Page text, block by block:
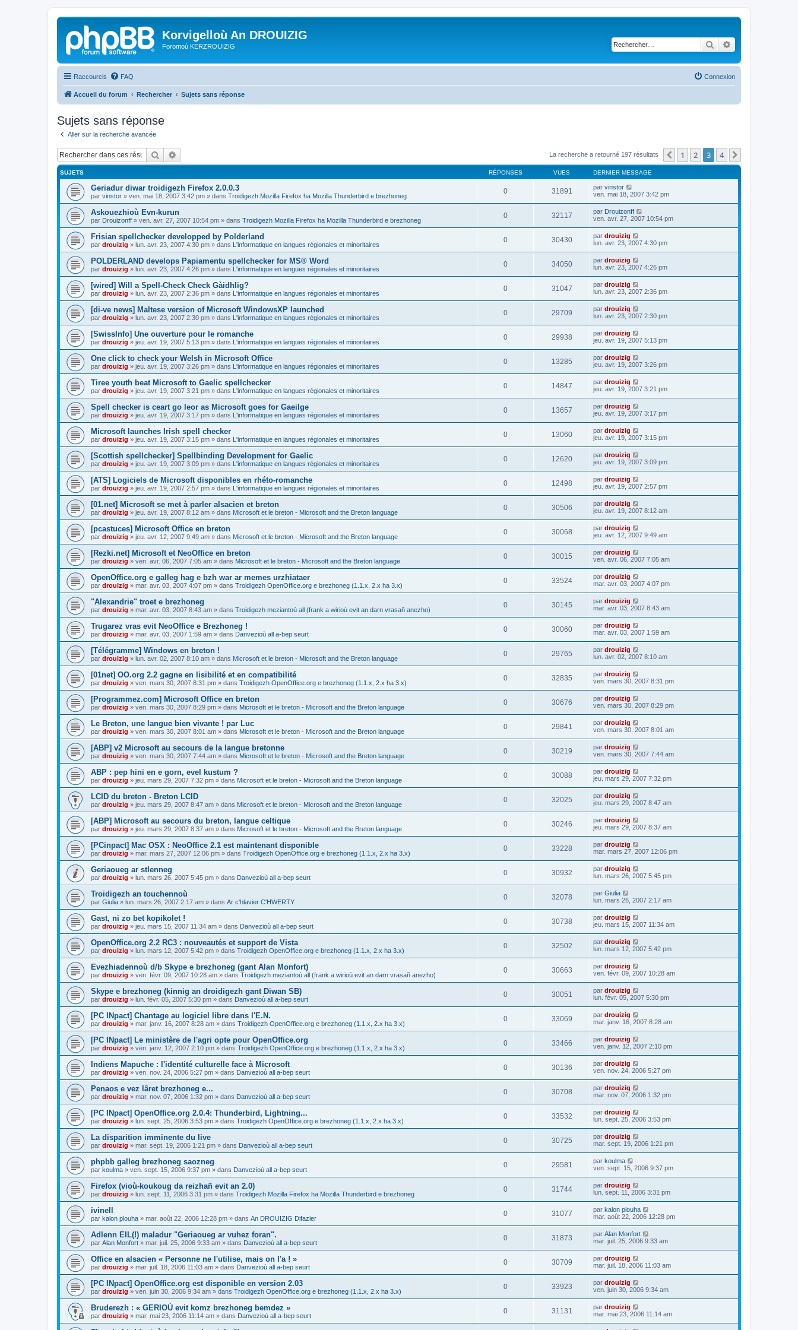
Korvigelloù An DROUIZIG
Foromoù KERZROUIZIG Rechercher
Raccourcis FAQ Connexion
Accueil du forum Rechercher Sujets sans réponse
Sujets sans réponse
Aller sur la recherche avancée
Rechercher La recherche a retourné 197 résultats Précédent
1 2 3 4
SUJETS RÉPONSES VUES DERNIER MESSAGE
Geriadur diwar troidigezh Firefox 2.0.0.3
par vinstor » ven. mai 18, 2007 3:42 pm » dans Troidigezh Mozilla Firefox ha Mozilla Thunderbird e brezhoneg
0 31891 par vinstor
ven. mai 18, 2007 3:42 pm
Askouezhioù Evn-kurun
par Drouizonff » ven. avr. 27, 2007 10:54 pm » dans Troidigezh Mozilla Firefox ha Mozilla Thunderbird e brezhoneg
0 32117 par Drouizonff
ven. avr. 27, 2007 10:54 pm
Frisian spellchecker developped by Polderland
par drouizig » lun. avr. 23, 2007 4:30 pm » dans L'informatique en langues régionales et minoritaires
0 30430 par drouizig
lun. avr. 23, 2007 4:30 pm
POLDERLAND develops Papiamentu spellchecker for MS® Word
par drouizig » lun. avr. 23, 2007 4:26 pm » dans L'informatique en langues régionales et minoritaires
0 34050 par drouizig
lun. avr. 23, 2007 4:26 pm
[wired] Will a Spell-Check Check Gàidhlig?
par drouizig » lun. avr. 23, 2007 2:36 pm » dans L'informatique en langues régionales et minoritaires
0 31047 par drouizig
lun. avr. 23, 2007 2:36 pm
[di-ve news] Maltese version of Microsoft WindowsXP launched
par drouizig » lun. avr. 23, 2007 2:30 pm » dans L'informatique en langues régionales et minoritaires
0 29709 par drouizig
lun. avr. 23, 2007 2:30 pm
[SwissInfo] Une ouverture pour le romanche
par drouizig » jeu. avr. 19, 2007 5:13 pm » dans L'informatique en langues régionales et minoritaires
0 29938 par drouizig
jeu. avr. 19, 2007 5:13 pm
One click to check your Welsh in Microsoft Office
par drouizig » jeu. avr. 19, 2007 3:26 pm » dans L'informatique en langues régionales et minoritaires
0 13285 par drouizig
jeu. avr. 19, 2007 3:26 pm
Tiree youth beat Microsoft to Gaelic spellchecker
par drouizig » jeu. avr. 19, 2007 3:21 pm » dans L'informatique en langues régionales et minoritaires
0 14847 par drouizig
jeu. avr. 19, 2007 3:21 pm
Spell checker is ceart go leor as Microsoft goes for Gaeilge
par drouizig » jeu. avr. 19, 2007 3:17 pm » dans L'informatique en langues régionales et minoritaires
0 13657 par drouizig
jeu. avr. 19, 2007 3:17 pm
Microsoft launches Irish spell checker
par drouizig » jeu. avr. 19, 2007 3:15 pm » dans L'informatique en langues régionales et minoritaires
0 13060 par drouizig
jeu. avr. 19, 2007 3:15 pm
[Scottish spellchecker] Spellbinding Development for Gaelic
par drouizig » jeu. avr. 19, 2007 3:09 pm » dans L'informatique en langues régionales et minoritaires
0 12620 par drouizig
jeu. avr. 19, 2007 3:09 pm
[ATS] Logiciels de Microsoft disponibles en rhéto-romanche
par drouizig » jeu. avr. 19, 2007 2:57 pm » dans L'informatique en langues régionales et minoritaires
0 12498 par drouizig
jeu. avr. 19, 2007 2:57 pm
[01.net] Microsoft se met à parler alsacien et breton
par drouizig » jeu. avr. 19, 2007 8:12 am » dans Microsoft et le breton - Microsoft and the Breton language
0 30506 par drouizig
jeu. avr. 19, 2007 8:12 am
[pcastuces] Microsoft Office en breton
par drouizig » jeu. avr. 12, 2007 9:49 am » dans Microsoft et le breton - Microsoft and the Breton language
0 30068 par drouizig
jeu. avr. 12, 2007 9:49 am
[Rezki.net] Microsoft et NeoOffice en breton
par drouizig » ven. avr. 06, 2007 7:05 am » dans Microsoft et le breton - Microsoft and the Breton language
0 30015 par drouizig
ven. avr. 06, 2007 7:05 am
OpenOffice.org e galleg hag e bzh war ar memes urzhiataer
par drouizig » mar. avr. 03, 2007 4:07 pm » dans Troidigezh OpenOffice.org e brezhoneg (1.1.x, 2.x ha 3.x)
0 33524 par drouizig
mar. avr. 03, 2007 4:07 pm
"Alexandrie" troet e brezhoneg
par drouizig » mar. avr. 03, 2007 8:43 am » dans Troidigezh meziantoù all (frank a wirioù evit an darn vrasañ anezho)
0 30145 par drouizig
mar. avr. 03, 2007 8:43 am
Trugarez vras evit NeoOffice e Brezhoneg !
par drouizig » mar. avr. 03, 2007 1:59 am » dans Danvezioù all a-bep seurt
0 30060 par drouizig
mar. avr. 03, 2007 1:59 am
[Télégramme] Windows en breton !
par drouizig » lun. avr. 02, 2007 8:10 am » dans Microsoft et le breton - Microsoft and the Breton language
0 29765 par drouizig
lun. avr. 02, 2007 8:10 am
[01net] OO.org 2.2 gagne en lisibilité et en compatibilité
par drouizig » ven. mars 30, 2007 8:31 pm » dans Troidigezh OpenOffice.org e brezhoneg (1.1.x, 2.x ha 3.x)
0 32835 par drouizig
ven. mars 30, 2007 8:31 pm
[Programmez.com] Microsoft Office en breton
par drouizig » ven. mars 30, 2007 8:29 pm » dans Microsoft et le breton - Microsoft and the Breton language
0 30676 par drouizig
ven. mars 30, 2007 8:29 pm
Le Breton, une langue bien vivante ! par Luc
par drouizig » ven. mars 30, 2007 8:01 am » dans Microsoft et le breton - Microsoft and the Breton language
0 29841 par drouizig
ven. mars 30, 2007 8:01 am
[ABP] v2 Microsoft au secours de la langue bretonne
par drouizig » ven. mars 30, 2007 7:44 am » dans Microsoft et le breton - Microsoft and the Breton language
0 30219 par drouizig
ven. mars 30, 2007 7:44 am
ABP : pep hini en e gorn, evel kustum ?
par drouizig » jeu. mars 29, 2007 7:32 pm » dans Microsoft et le breton - Microsoft and the Breton language
0 30088 par drouizig
jeu. mars 29, 2007 7:32 pm
LCID du breton - Breton LCID
par drouizig » jeu. mars 29, 2007 8:47 am » dans Microsoft et le breton - Microsoft and the Breton language
0 32025 par drouizig
jeu. mars 29, 2007 8:47 am
[ABP] Microsoft au secours du breton, langue celtique
par drouizig » jeu. mars 29, 2007 8:37 am » dans Microsoft et le breton - Microsoft and the Breton language
0 30246 par drouizig
jeu. mars 29, 2007 8:37 am
[PCinpact] Mac OSX : NeoOffice 2.1 est maintenant disponible
par drouizig » mar. mars 27, 2007 12:06 pm » dans Troidigezh OpenOffice.org e brezhoneg (1.1.x, 2.x ha 3.x)
0 33228 par drouizig
mar. mars 27, 2007 12:06 pm
Geriaoueg ar stlenneg
par drouizig » lun. mars 26, 2007 5:45 pm » dans Danvezioù all a-bep seurt
0 30932 par drouizig
lun. mars 26, 2007 5:45 pm
Troidigezh an touchennoù
par Giulia » lun. mars 26, 2007 2:17 am » dans Ar c'hlavier C'HWERTY
0 32078 par Giulia
lun. mars 26, 2007 2:17 am
Gast, ni zo bet kopikolet !
par drouizig » jeu. mars 15, 2007 11:34 am » dans Danvezioù all a-bep seurt
0 30738 par drouizig
jeu. mars 15, 2007 11:34 am
OpenOffice.org 2.2 RC3 : nouveautés et support de Vista
par drouizig » lun. mars 12, 2007 5:42 pm » dans Troidigezh OpenOffice.org e brezhoneg (1.1.x, 2.x ha 3.x)
0 32502 par drouizig
lun. mars 12, 2007 5:42 pm
Evezhiadennoù d/b Skype e brezhoneg (gant Alan Monfort)
par drouizig » ven. févr. 09, 2007 10:28 am » dans Troidigezh meziantoù all (frank a wirioù evit an darn vrasañ anezho)
0 30663 par drouizig
ven. févr. 09, 2007 10:28 am
Skype e brezhoneg (kinnig an droidigezh gant Diwan SB)
par drouizig » lun. févr. 05, 2007 5:30 pm » dans Danvezioù all a-bep seurt
0 30051 par drouizig
lun. févr. 05, 2007 5:30 pm
[PC INpact] Chantage au logiciel libre dans l'E.N.
par drouizig » mar. janv. 16, 2007 8:28 am » dans Troidigezh OpenOffice.org e brezhoneg (1.1.x, 2.x ha 3.x)
0 33069 par drouizig
mar. janv. 16, 2007 8:28 am
[PC INpact] Le ministère de l'agri opte pour OpenOffice.org
par drouizig » ven. janv. 12, 2007 2:10 pm » dans Troidigezh OpenOffice.org e brezhoneg (1.1.x, 2.x ha 3.x)
0 33466 par drouizig
ven. janv. 12, 2007 2:10 pm
Indiens Mapuche : l'identité culturelle face à Microsoft
par drouizig » ven. nov. 24, 2006 5:27 pm » dans Danvezioù all a-bep seurt
0 30136 par drouizig
ven. nov. 24, 2006 5:27 pm
Penaos e vez lâret brezhoneg e...
par drouizig » mar. nov. 07, 2006 1:32 pm » dans Danvezioù all a-bep seurt
0 30708 par drouizig
mar. nov. 07, 2006 1:32 pm
[PC INpact] OpenOffice.org 2.0.4: Thunderbird, Lightning...
par drouizig » lun. sept. 25, 2006 3:53 pm » dans Troidigezh OpenOffice.org e brezhoneg (1.1.x, 2.x ha 3.x)
0 33532 par drouizig
lun. sept. 25, 2006 3:53 pm
La disparition imminente du live
par drouizig » mar. sept. 19, 2006 1:21 pm » dans Danvezioù all a-bep seurt
0 30725 par drouizig
mar. sept. 19, 2006 1:21 pm
phpbb galleg brezhoneg saozneg
par koulma » ven. sept. 15, 2006 9:37 pm » dans Danvezioù all a-bep seurt
0 29581 par koulma
ven. sept. 15, 2006 9:37 pm
Firefox (vioù-koukoug da reizhañ evit an 2.0)
par drouizig » lun. sept. 11, 2006 3:31 pm » dans Troidigezh Mozilla Firefox ha Mozilla Thunderbird e brezhoneg
0 31744 par drouizig
lun. sept. 11, 2006 3:31 pm
ivinell
par kalon plouha » mar. août 22, 2006 12:28 pm » dans An DROUIZIG Difazier
0 31077 par kalon plouha
mar. août 22, 2006 12:28 pm
Adlenn EIL(!) maladur "Geriaoueg ar vuhez foran".
par Alan Monfort » mar. juil. 25, 2006 9:33 am » dans Danvezioù all a-bep seurt
0 31873 par Alan Monfort
mar. juil. 25, 2006 9:33 am
Office en alsacien « Personne ne l'utilise, mais on l'a ! »
par drouizig » mar. juil. 18, 2006 11:03 am » dans Danvezioù all a-bep seurt
0 30709 par drouizig
mar. juil. 18, 2006 11:03 am
[PC INpact] OpenOffice.org est disponible en version 2.03
par drouizig » ven. juin 30, 2006 9:34 am » dans Troidigezh OpenOffice.org e brezhoneg (1.1.x, 2.x ha 3.x)
0 33923 par drouizig
ven. juin 30, 2006 9:34 am
Bruderezh : « GERIOÙ evit komz brezhoneg bemdez »
par drouizig » mar. mai 23, 2006 11:14 am » dans Danvezioù all a-bep seurt
0 31131 par drouizig
mar. mai 23, 2006 11:14 am